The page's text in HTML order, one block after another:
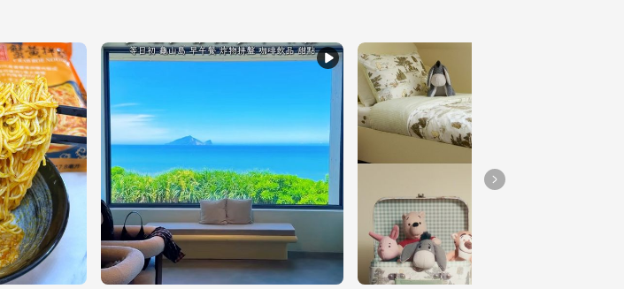
253
Olive Young大熱蛋白飲
191